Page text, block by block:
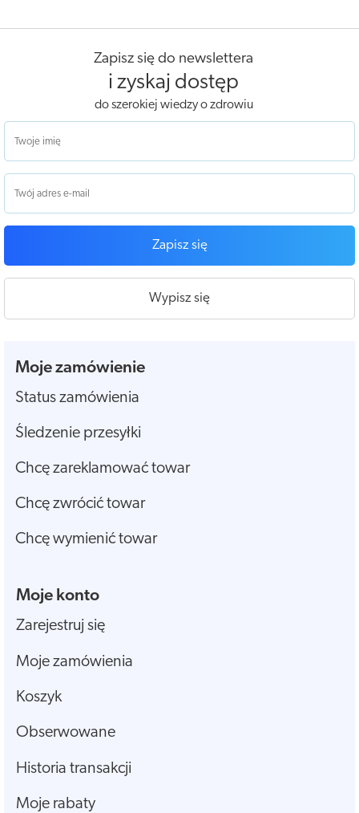
Zapisz się do newslettera
i zyskaj dostęp
do szerokiej wiedzy o zdrowiu
Zapisz się
Wypisz się
Moje zamówienie
Status zamówienia
Śledzenie przesyłki
Chcę zareklamować towar
Chcę zwrócić towar
Chcę wymienić towar
Moje konto
Zarejestruj się
Moje zamówienia
Koszyk
Obserwowane
Historia transakcji
Moje rabaty